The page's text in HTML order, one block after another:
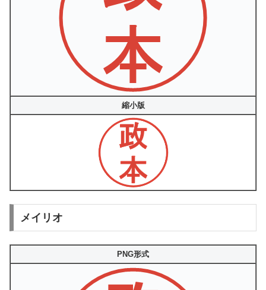
縮小版
メイリオ
PNG形式